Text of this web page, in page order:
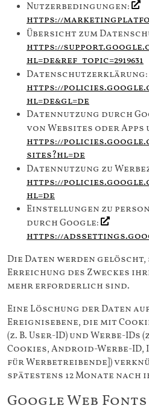
Nutzerbedingungen:
https://
Übersicht zum
https://
hl=de&ref_topic=2919631
Datenschutzerklärung:
https://
hl=de&gl=de
Datennutzung durch
von Websites oder
https://
sites?hl=de
Datennutzung zu
https://
hl=de
Einstellungen zu
durch Google:
https://
Die Daten werden
Erreichung des Zweckes
mehr erforderlich sind.
Eine Löschung der Daten
Ereignisebene, die mit
(z. B. User-ID) und Werbe-IDs
Cookies, Android-Werbe-ID,
für Werbetreibende])
spätestens 12 Monate nach
Google Web Fonts